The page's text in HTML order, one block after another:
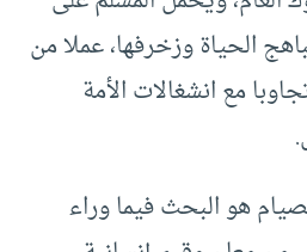
الحياة وزخرفها، عملا من
مع انشغالات الأمة
هو البحث فيما وراء